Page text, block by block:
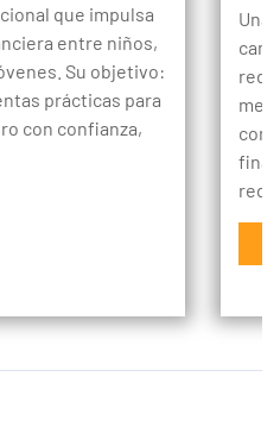
que impulsa
entre niños,
Su objetivo:
prácticas para
con confianza,
Una